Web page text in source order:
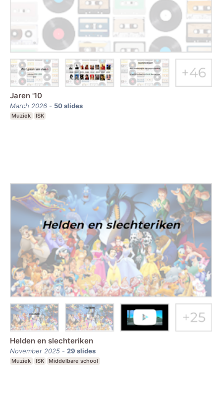
Jaren '10
March 2026 - 50slides
Muziek ISK
Helden en slechteriken
November 2025 - 29 slides
Muziek ISK Middelbare school